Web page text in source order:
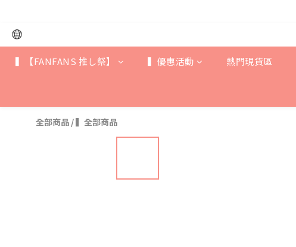
▍【FANFANS 推し祭】 ▍優惠活動 熱門現貨區
全部商品 /▍全部商品